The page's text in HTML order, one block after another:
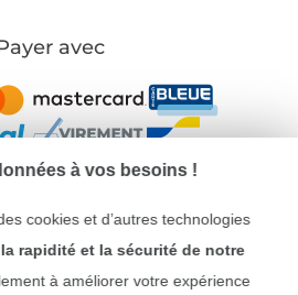
avec
logistiques
à vos besoins !
cookies et d’autres technologies
rapidité et la sécurité de notre
à améliorer votre expérience